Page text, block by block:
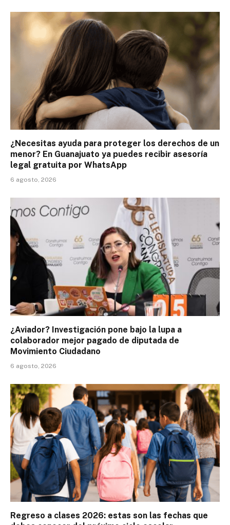
¿Necesitas ayuda para proteger los derechos de un
menor? En Guanajuato ya puedes recibir asesoría
legal gratuita por WhatsApp
6 agosto, 2026
¿Aviador? Investigación pone bajo la lupa a
colaborador mejor pagado de diputada de
Movimiento Ciudadano
6 agosto, 2026
Regreso a clases 2026: estas son las fechas que